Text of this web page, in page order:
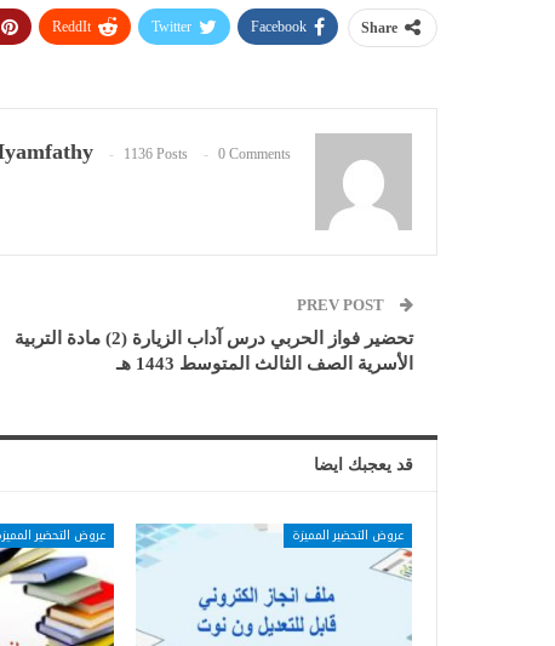
Share
Facebook
Twitter
ReddIt
1136 Posts 0 Comments
تحضير فواز الحربي درس آداب الزيارة (2) مادة التربية
الأسرية الصف الثالث المتوسط 1443 هـ
قد يعجبك ايضا
عروض التحضير المميزة عروض التحضير